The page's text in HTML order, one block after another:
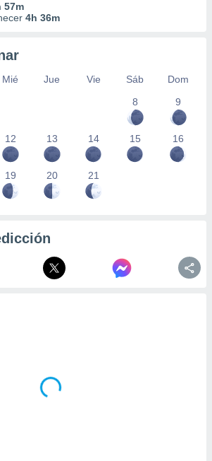
57m
4h 36m
Mié Jue Vie Sáb
Dom
8
9
12 13 14 15 16
19 20 21